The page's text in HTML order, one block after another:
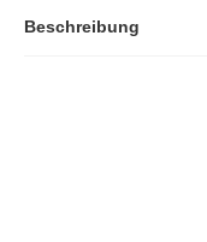
Beschreibung